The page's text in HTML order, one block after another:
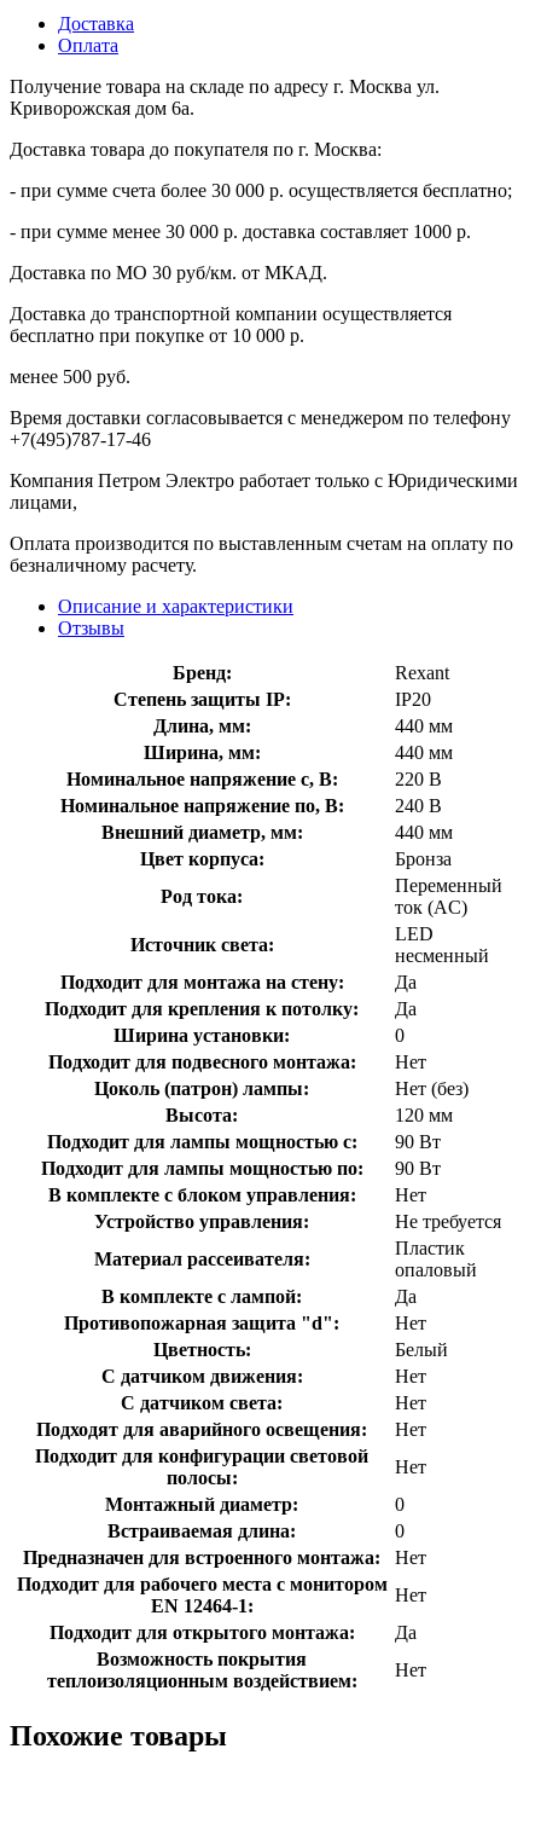
Доставка
Оплата
Получение товара на складе по адресу г. Москва ул.
Криворожская дом 6а.
Доставка товара до покупателя по г. Москва:
- при сумме счета более 30 000 р. осуществляется бесплатно;
- при сумме менее 30 000 р. доставка составляет 1000 р.
Доставка по МО 30 руб/км. от МКАД.
Доставка до транспортной компании осуществляется
бесплатно при покупке от 10 000 р.
менее 500 руб.
Время доставки согласовывается с менеджером по телефону
+7(495)787-17-46
Компания Петром Электро работает только с Юридическими
лицами,
Оплата производится по выставленным счетам на оплату по
безналичному расчету.
Описание и характеристики
Отзывы
Бренд:
Rexant
Степень защиты IP:
IP20
Длина, мм:
440 мм
Ширина, мм:
440 мм
Номинальное напряжение с, В:
220 В
Номинальное напряжение по, В:
240 В
Внешний диаметр, мм:
440 мм
Цвет корпуса:
Бронза
Род тока:
Переменный
ток (AC)
Источник света:
LED
несменный
Подходит для монтажа на стену:
Да
Подходит для крепления к потолку:
Да
Ширина установки:
0
Подходит для подвесного монтажа:
Нет
Цоколь (патрон) лампы:
Нет (без)
Высота:
120 мм
Подходит для лампы мощностью с:
90 Вт
Подходит для лампы мощностью по:
90 Вт
В комплекте с блоком управления:
Нет
Устройство управления:
Не требуется
Материал рассеивателя:
Пластик
опаловый
В комплекте с лампой:
Да
Противопожарная защита "d":
Нет
Цветность:
Белый
С датчиком движения:
Нет
С датчиком света:
Нет
Подходят для аварийного освещения:
Нет
Подходит для конфигурации световой
полосы:
Нет
Монтажный диаметр:
0
Встраиваемая длина:
0
Предназначен для встроенного монтажа:
Нет
Подходит для рабочего места с монитором
EN 12464-1:
Нет
Подходит для открытого монтажа:
Да
Возможность покрытия
теплоизоляционным воздействием:
Нет
Похожие товары